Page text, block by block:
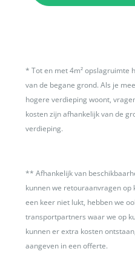
*Tot en met 4m² opslagruimte
van de begane grond. Als je
hogere verdieping woont,
kosten zijn afhankelijk van de
verdieping.
**Afhankelijk van
kunnen we retouraanvragen
een keer niet lukt, hebben we
transportpartners waar we op
kunnen er extra kosten
aangeven in een offerte.